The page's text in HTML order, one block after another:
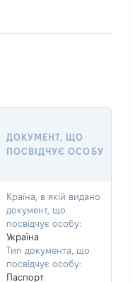
ДОКУМЕНТ, ЩО
ПОСВІДЧУЄ ОСОБУ
Країна, в якій видано
документ, що
посвідчує особу:
Україна
Тип документа, що
посвідчує особу:
Паспорт